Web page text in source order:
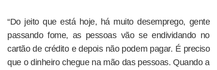
“Do jeito que está hoje, há muito desemprego, gente
passando fome, as pessoas vão se endividando no
cartão de crédito e depois não podem pagar. É preciso
que o dinheiro chegue na mão das pessoas. Quando a